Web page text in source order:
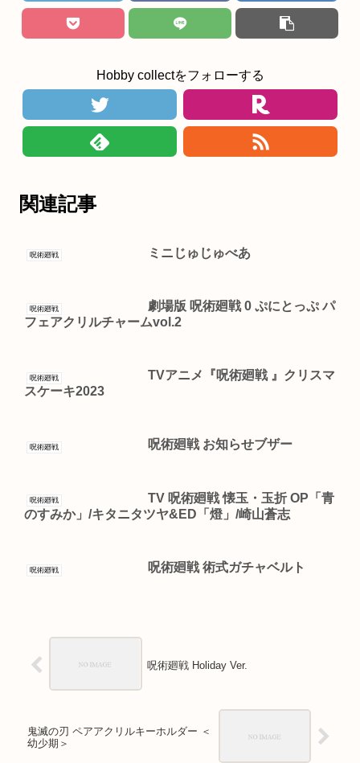
Hobby collectをフォローする
関連記事
呪術廻戦 ミニじゅじゅべあ
呪術廻戦
劇場版 呪術廻戦 0 ぷにとっぷ パ
フェアクリルチャームvol.2
呪術廻戦
TVアニメ『呪術廻戦 』クリスマ
スケーキ2023
呪術廻戦 呪術廻戦 お知らせブザー
呪術廻戦
TV 呪術廻戦 懐玉・玉折 OP「青
のすみか」/キタニタツヤ&ED「燈」/崎山蒼志
呪術廻戦 呪術廻戦 術式ガチャベルト
呪術廻戦 Holiday Ver.
鬼滅の刃 ペアアクリルキーホルダー ＜
幼少期＞